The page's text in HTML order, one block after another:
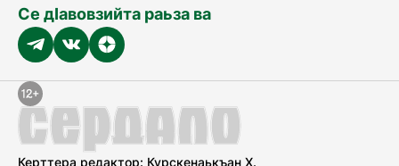
Се дӀавовзийта раьза ва
Керттера редактор: Курскенаькъан Х.